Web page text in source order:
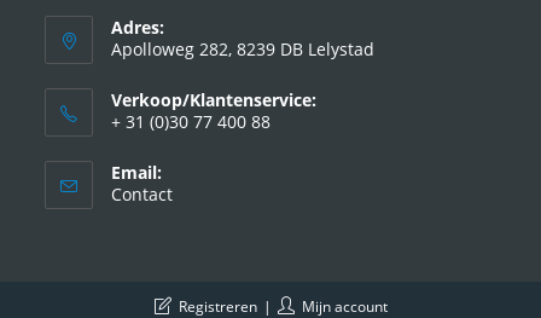
Adres:
Apolloweg 282, 8239 DB Lelystad
Verkoop/Klantenservice:
+ 31 (0)30 77 400 88
Email:
Contact
Registreren Mijn account